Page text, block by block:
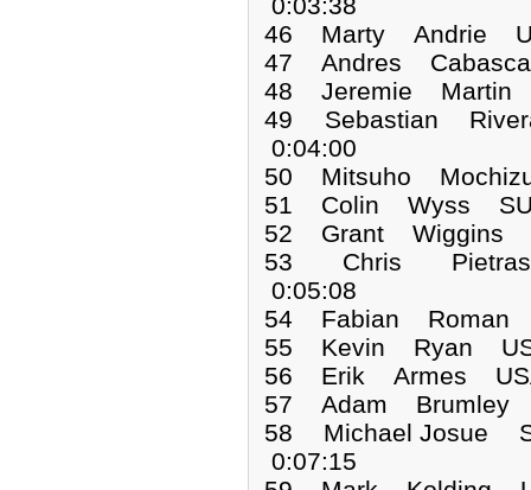
46 Marty Andrie
47 Andres
48 Jeremie Martin
49 Sebastian
0:04:00
50 Mitsuho
51 Colin Wyss
52 Grant Wiggins
53 Chris
0:05:08
54 Fabian Roman
55 Kevin Ryan
56 Erik Armes
57 Adam Brumley
58 Michael Josue
0:07:15